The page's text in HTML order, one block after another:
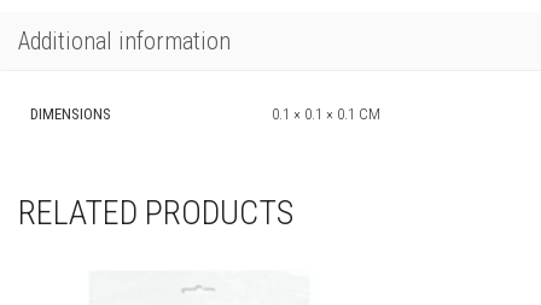
Additional information
DIMENSIONS 0.1 × 0.1 × 0.1 CM
RELATED PRODUCTS